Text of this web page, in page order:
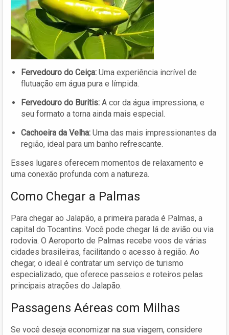
Fervedouro do Ceiça: Uma experiência incrível de
flutuação em água pura e límpida.
Fervedouro do Buritis: A cor da água impressiona, e
seu formato a torna ainda mais especial.
Cachoeira da Velha: Uma das mais impressionantes da
região, ideal para um banho refrescante.
Esses lugares oferecem momentos de relaxamento e
uma conexão profunda com a natureza.
Como Chegar a Palmas
Para chegar ao Jalapão, a primeira parada é Palmas, a
capital do Tocantins. Você pode chegar lá de avião ou via
rodovia. O Aeroporto de Palmas recebe voos de várias
cidades brasileiras, facilitando o acesso à região. Ao
chegar, o ideal é contratar um serviço de turismo
especializado, que oferece passeios e roteiros pelas
principais atrações do Jalapão.
Passagens Aéreas com Milhas
Se você deseja economizar na sua viagem, considere